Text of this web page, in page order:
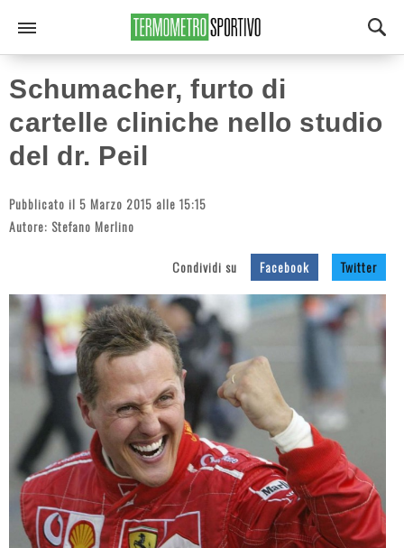
Schumacher, furto di
cartelle cliniche nello studio
del dr. Peil
Pubblicato il 5 Marzo 2015 alle 15:15
Autore: Stefano Merlino
Condividi su Facebook Twitter